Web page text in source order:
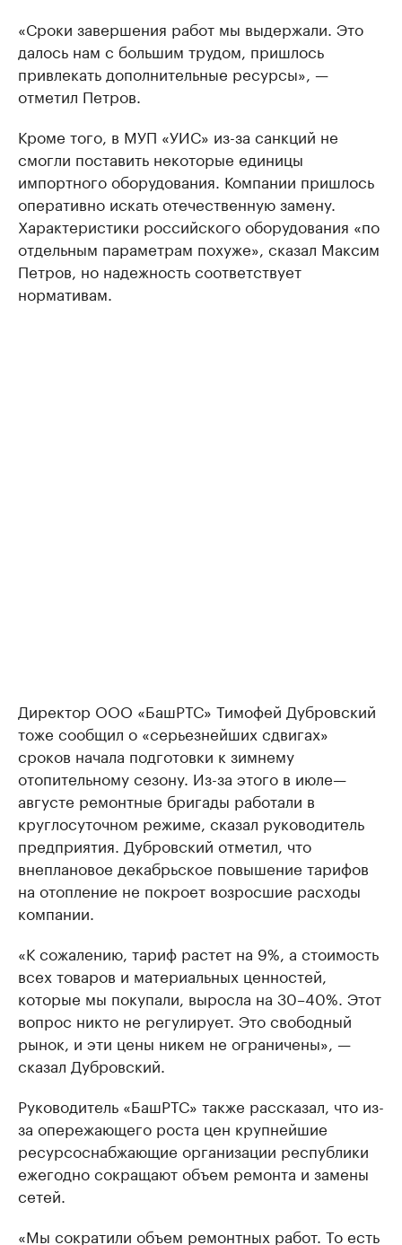
«Сроки завершения работ мы выдержали. Это
далось нам с большим трудом, пришлось
привлекать дополнительные ресурсы», —
отметил Петров.
Кроме того, в МУП «УИС» из-за санкций не
смогли поставить некоторые единицы
импортного оборудования. Компании пришлось
оперативно искать отечественную замену.
Характеристики российского оборудования «по
отдельным параметрам похуже», сказал Максим
Петров, но надежность соответствует
нормативам.
Директор ООО «БашРТС» Тимофей Дубровский
тоже сообщил о «серьезнейших сдвигах»
сроков начала подготовки к зимнему
отопительному сезону. Из-за этого в июле—
августе ремонтные бригады работали в
круглосуточном режиме, сказал руководитель
предприятия. Дубровский отметил, что
внеплановое декабрьское повышение тарифов
на отопление не покроет возросшие расходы
компании.
«К сожалению, тариф растет на 9%, а стоимость
всех товаров и материальных ценностей,
которые мы покупали, выросла на 30–40%. Этот
вопрос никто не регулирует. Это свободный
рынок, и эти цены никем не ограничены», —
сказал Дубровский.
Руководитель «БашРТС» также рассказал, что из-
за опережающего роста цен крупнейшие
ресурсоснабжающие организации республики
ежегодно сокращают объем ремонта и замены
сетей.
«Мы сократили объем ремонтных работ. То есть